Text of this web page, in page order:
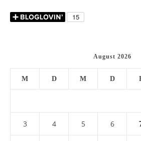
August 2026
M D M D
3 4 5 6